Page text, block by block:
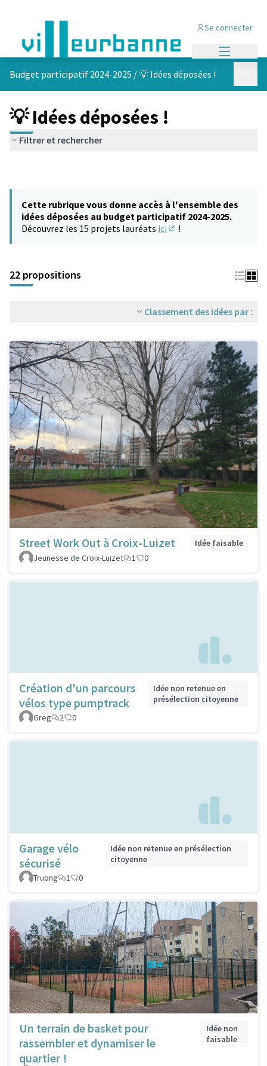
Se connecter
Budget participatif 2024-2025 /💡 Idées déposées !
💡 Idées déposées !
Filtrer et rechercher
Cette rubrique vous donne accès à l'ensemble des
idées déposées au budget participatif 2024-2025.
Découvrez les 15 projets lauréats ici !
22 propositions
Classement des idées par :
Street Work Out à Croix-Luizet
Idée faisable
Jeunesse de Croix-Luizet
1 0
Création d'un parcours
vélos type pumptrack
Idée non retenue en
présélection citoyenne
Greg
2 0
Garage vélo
sécurisé
Idée non retenue en présélection
citoyenne
Truong
1 0
Un terrain de basket pour
rassembler et dynamiser le
quartier !
Idée non
faisable